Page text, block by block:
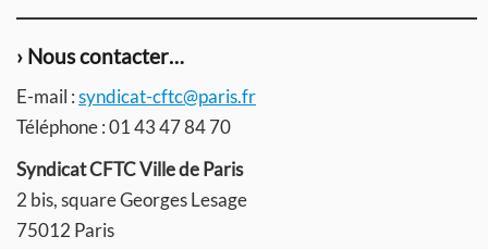
› Nous contacter…
E-mail :syndicat-cftc@paris.fr
Téléphone : 01 43 47 84 70
Syndicat CFTC Ville de Paris
2 bis, square Georges Lesage
75012 Paris